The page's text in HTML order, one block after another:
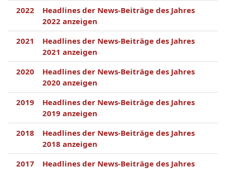
2022
Headlines der News-Beiträge des Jahres
2022 anzeigen
2021
Headlines der News-Beiträge des Jahres
2021 anzeigen
2020
Headlines der News-Beiträge des Jahres
2020 anzeigen
2019
Headlines der News-Beiträge des Jahres
2019 anzeigen
2018
Headlines der News-Beiträge des Jahres
2018 anzeigen
2017
Headlines der News-Beiträge des Jahres